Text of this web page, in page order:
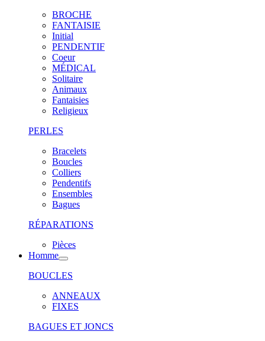
BROCHE
FANTAISIE
Initial
PENDENTIF
Coeur
MÉDICAL
Solitaire
Animaux
Fantaisies
Religieux
PERLES
Bracelets
Boucles
Colliers
Pendentifs
Ensembles
Bagues
RÉPARATIONS
Pièces
Homme
BOUCLES
ANNEAUX
FIXES
BAGUES ET JONCS